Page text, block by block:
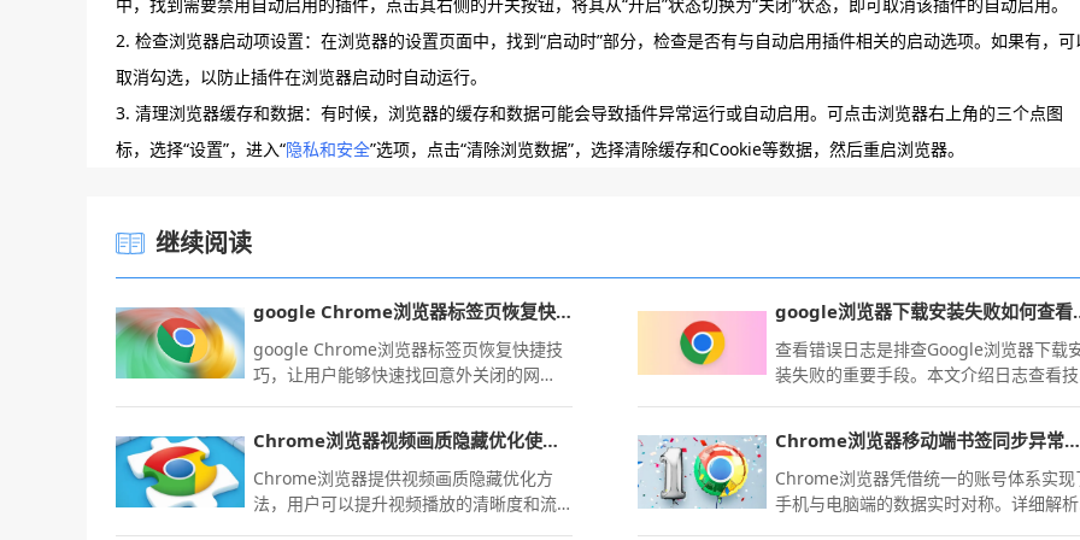
中，找到需要禁用自动启用的插件，点击其右侧的开关按钮，将其从“开启”状态切换为“关闭”状态，即可取消该插件的自动启用。
2. 检查浏览器启动项设置：在浏览器的设置页面中，找到“启动时”部分，检查是否有与自动启用插件相关的启动选项。如果有，可
取消勾选，以防止插件在浏览器启动时自动运行。
3. 清理浏览器缓存和数据：有时候，浏览器的缓存和数据可能会导致插件异常运行或自动启用。可点击浏览器右上角的三个点图
标，选择“设置”，进入“隐私和安全”选项，点击“清除浏览数据”，选择清除缓存和Cookie等数据，然后重启浏览器。
继续阅读
google Chrome浏览器标签页恢复快捷技巧
google Chrome浏览器标签页恢复快捷技
巧，让用户能够快速找回意外关闭的网
google浏览
查看错误日志是排查Google浏览器下载
装失败的重要手段。本文介绍日志查看技
Chrome浏览器视频画质隐藏优化使用方法
Chrome浏览器提供视频画质隐藏优化方
法，用户可以提升视频播放的清晰度和流
Chrome浏览器移动端书签同步异常处理指南
Chrome浏览器凭借统一的账号体系实现
手机与电脑端的数据实时对称。详细解析